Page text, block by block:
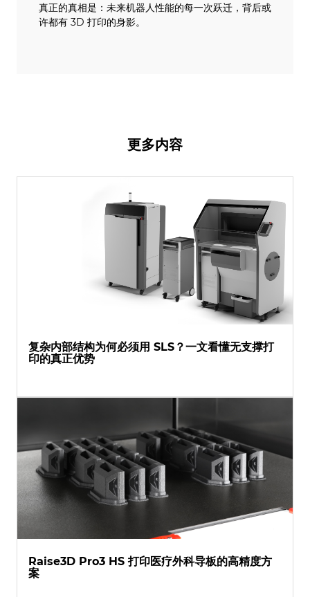
真正的真相是：未来机器人性能的每一次跃迁，背后或
许都有 3D 打印的身影。
更多内容
复杂内部结构为何必须用 SLS？一文看懂无支撑打
印的真正优势
Raise3D Pro3 HS 打印医疗外科导板的高精度方
案